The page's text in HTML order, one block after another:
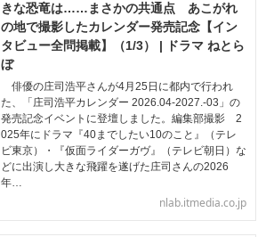
きな恐竜は……まさかの共通点 あこがれ
の地で撮影したカレンダー発売記念【イン
タビュー全問掲載】（1/3） | ドラマ ねとら
ぼ
俳優の庄司浩平さんが4月25日に都内で行われ
た、「庄司浩平カレンダー 2026.04-2027.-03」の
発売記念イベントに登壇しました。編集部撮影 2
025年にドラマ『40までしたい10のこと』（テレ
ビ東京）・『仮面ライダーガヴ』（テレビ朝日）な
どに出演し大きな飛躍を遂げた庄司さんの2026
年…
nlab.itmedia.co.jp